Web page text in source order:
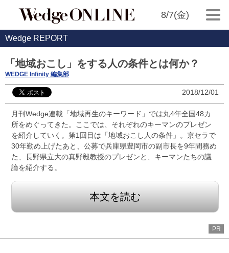
8/7(金)
Wedge REPORT
「地域おこし」をする人の条件とは何か？
WEDGE Infinity 編集部
2018/12/01
月刊Wedge連載「地域再生のキーワード」では丸4年全国48カ
所をめぐってきた。ここでは、それぞれのキーマンのプレゼン
を紹介していく。第1回目は「地域おこし人の条件」。京セラで
30年勤め上げたあと、公募で兵庫県豊岡市の副市長を9年間務め
た、長野県立大の真野毅教授のプレゼンと、キーマンたちの議
論を紹介する。
本文を読む
PR